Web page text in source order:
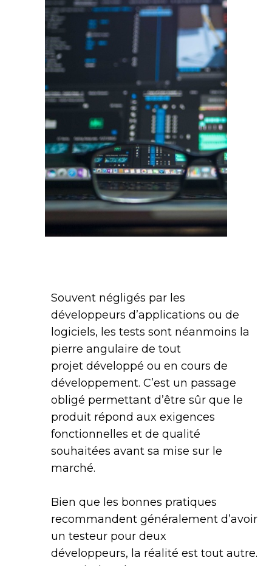
Souvent négligés par les
développeurs d’applications ou de
logiciels, les tests sont néanmoins la
pierre angulaire de tout
projet développé ou en cours de
développement. C’est un passage
obligé permettant d’être sûr que le
produit répond aux exigences
fonctionnelles et de qualité
souhaitées avant sa mise sur le
marché.
Bien que les bonnes pratiques
recommandent généralement d’avoir
un testeur pour deux
développeurs, la réalité est tout autre.